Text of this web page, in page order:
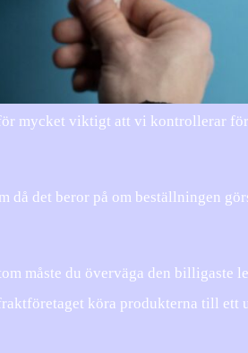
mycket viktigt att vi kontrollerar
då det beror på om beställningen
måste du överväga den billigaste
köra produkterna till ett